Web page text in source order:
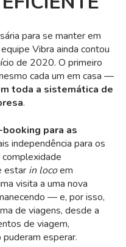
para se manter em
Vibra ainda contou
de 2020. O primeiro
cada um em casa —
toda a sistemática de
.
para as
independência para os
estar in locoem
visita a uma nova
— e, por isso,
de viagens, desde a
de viagem,
esperar.